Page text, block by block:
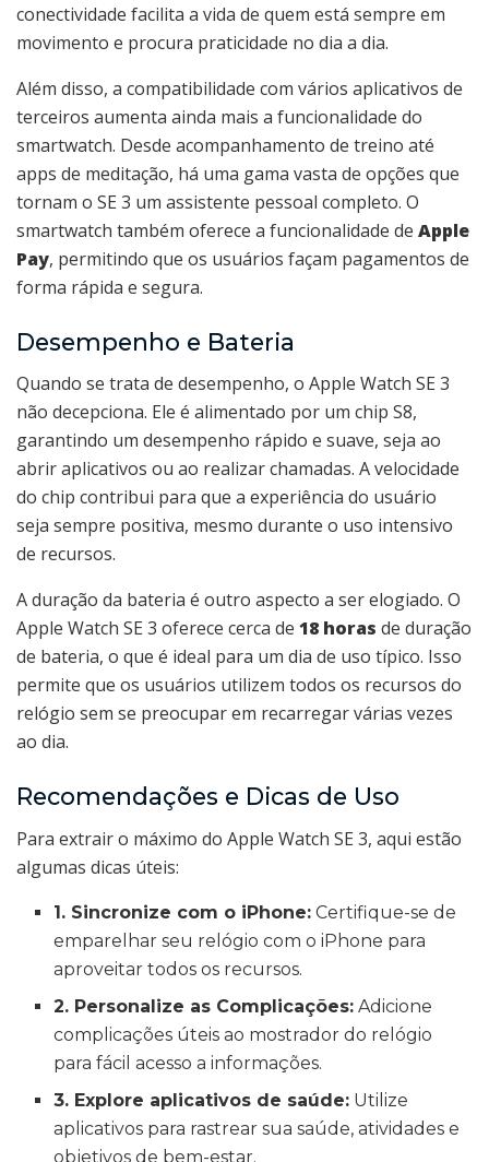
conectividade facilita a vida de quem está sempre em
movimento e procura praticidade no dia a dia.
Além disso, a compatibilidade com vários aplicativos de
terceiros aumenta ainda mais a funcionalidade do
smartwatch. Desde acompanhamento de treino até
apps de meditação, há uma gama vasta de opções que
tornam o SE 3 um assistente pessoal completo. O
smartwatch também oferece a funcionalidade de Apple
Pay, permitindo que os usuários façam pagamentos de
forma rápida e segura.
Desempenho e Bateria
Quando se trata de desempenho, o Apple Watch SE 3
não decepciona. Ele é alimentado por um chip S8,
garantindo um desempenho rápido e suave, seja ao
abrir aplicativos ou ao realizar chamadas. A velocidade
do chip contribui para que a experiência do usuário
seja sempre positiva, mesmo durante o uso intensivo
de recursos.
A duração da bateria é outro aspecto a ser elogiado. O
Apple Watch SE 3 oferece cerca de 18 horas de duração
de bateria, o que é ideal para um dia de uso típico. Isso
permite que os usuários utilizem todos os recursos do
relógio sem se preocupar em recarregar várias vezes
ao dia.
Recomendações e Dicas de Uso
Para extrair o máximo do Apple Watch SE 3, aqui estão
algumas dicas úteis:
1. Sincronize com o iPhone: Certifique-se de
emparelhar seu relógio com o iPhone para
aproveitar todos os recursos.
2. Personalize as Complicações: Adicione
complicações úteis ao mostrador do relógio
para fácil acesso a informações.
3. Explore aplicativos de saúde: Utilize
aplicativos para rastrear sua saúde, atividades e
objetivos de bem-estar.